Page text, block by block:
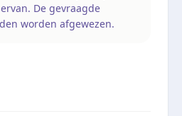
De gevraagde
worden afgewezen.